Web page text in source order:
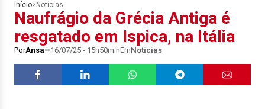
Início> Notícias
Naufrágio da Grécia Antiga é
resgatado em Ispica, na Itália
PorAnsa 16/07/25 - 15h50minEmNotícias